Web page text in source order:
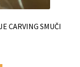
CARVING SMUČI